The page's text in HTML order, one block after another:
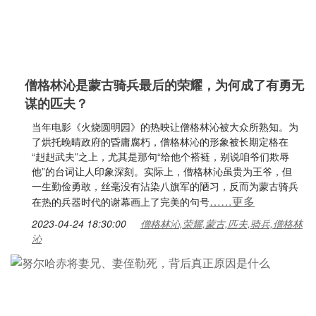
僧格林沁是蒙古骑兵最后的荣耀，为何成了有勇无
谋的匹夫？
当年电影《火烧圆明园》的热映让僧格林沁被大众所熟知。为
了烘托晚晴政府的昏庸腐朽，僧格林沁的形象被长期定格在
“赳赳武夫”之上，尤其是那句“给他个褡裢，别说咱爷们欺辱
他”的台词让人印象深刻。实际上，僧格林沁虽贵为王爷，但
一生勤俭勇敢，丝毫没有沾染八旗军的陋习，反而为蒙古骑兵
在热的兵器时代的谢幕画上了完美的句号……更多
2023-04-24 18:30:00
僧格林沁,荣耀,蒙古,匹夫,骑兵,僧格林
沁